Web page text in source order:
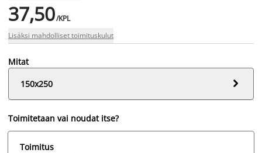
37,50/KPL
Lisäksi mahdolliset toimituskulut
Mitat
150x250

Toimitetaan vai noudat itse?
Toimitus